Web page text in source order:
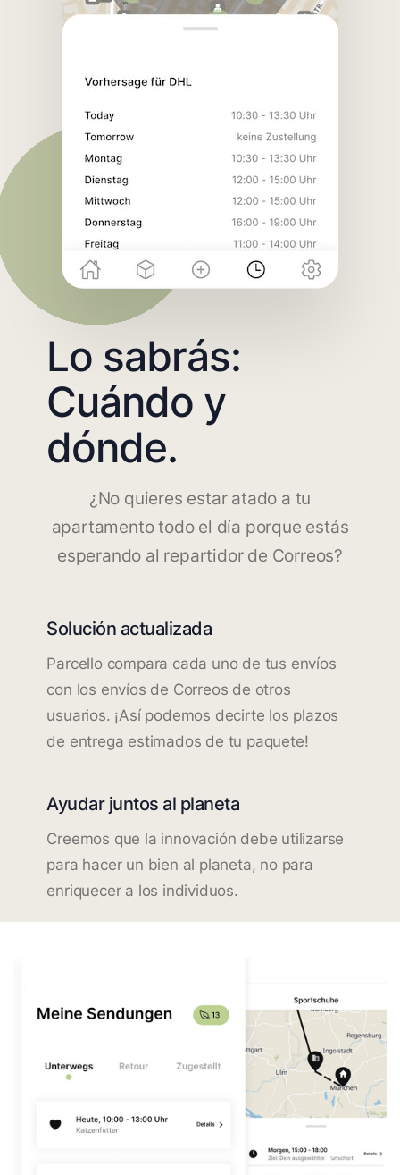
Lo sabrás:
Cuándo y
dónde.
¿No quieres estar atado a tu
apartamento todo el día porque estás
esperando al repartidor de Correos?
Solución actualizada
Parcello compara cada uno de tus envíos
con los envíos de Correos de otros
usuarios. ¡Así podemos decirte los plazos
de entrega estimados de tu paquete!
Ayudar juntos al planeta
Creemos que la innovación debe utilizarse
para hacer un bien al planeta, no para
enriquecer a los individuos.